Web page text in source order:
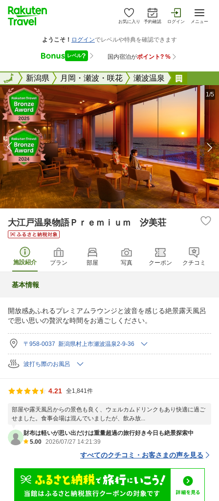
お気に入り 予約確認 ログイン メニュー
全国新潟県 月岡・瀬波・咲花 瀬波温泉
全国
1/5
大江戸温泉物語Ｐｒｅｍｉｕｍ 汐美荘
施設紹介 プラン 部屋 写真 クーポン クチコミ
基本情報
開放感あふれるプレミアムラウンジと波音を感じる絶景露天風呂
で思い思いの贅沢な時間をお過ごしください。
〒958-0037 新潟県村上市瀬波温泉2-9-36
波打ち際のお風呂
4.21 全1,841件
部屋や露天風呂からの景色も良く、ウェルカムドリンクもあり快適に過ご
せました。食事会場は混んでいましたが、飲み放...
財布は軽いが思い出だけは重量超過の旅行好き今日も絶景探索中
5.00 2026/07/27 14:21:39
すべてのクチコミ・お客さまの声を見る